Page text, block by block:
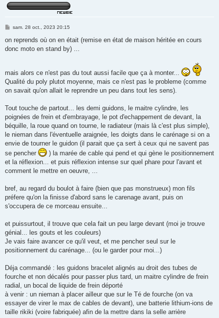
M
s
a
sam. 28 oct., 2023 20:15
on reprends où on en était (remise en état de maison héritée en cours
donc moto en stand by) ...
mais alors ce n'est pas du tout aussi facile que ça à monter...
Qualité du poly plutot moyenne, mais ce n'est pas le probleme (comme
on savait qu'on allait le reprendre un peu dans tout les sens).
Tout touche de partout... les demi guidons, le maitre cylindre, les
poignées de frein et d'embrayage, le pot d'echappement de devant, la
béquille, la roue quand on tourne, le radiateur (mais là c'est plus simple),
le nieman dans l'éventuelle araignée, les doigts dans le carénage si on a
envie de tourner le guidon (il parait que ça sert à ceux qui ne savent pas
se pencher
) la marée de cable qui pend et qui gène le positionnement
et la réflexion... et puis réflexion intense sur quel phare pour l'avant et
comment le mettre en oeuvre, ...
bref, au regard du boulot à faire (bien que pas monstrueux) mon fils
préfere qu'on la finisse d'abord sans le carenage avant, puis on
s'occupera de ce morceau ensuite...
et puissurtout, il trouve que cela fait un peu large devant (moi je trouve
génial... les gouts et les couleurs)
Je vais faire avancer ce qu'il veut, et me pencher seul sur le
positionnement du carénage... (ou le garder pour moi...)
Déja commandé : les guidons bracelet alignés au droit des tubes de
fourche et non décalés pour passer plus tard, un maitre cylindre de frein
radial, un bocal de liquide de frein déporté
à venir : un nieman à placer ailleur que sur le Té de fourche (on va
essayer de virer le max de cables de devant), une batterie lithium-ions de
taille rikiki (voire fabriquée) afin de la mettre dans la selle arrière